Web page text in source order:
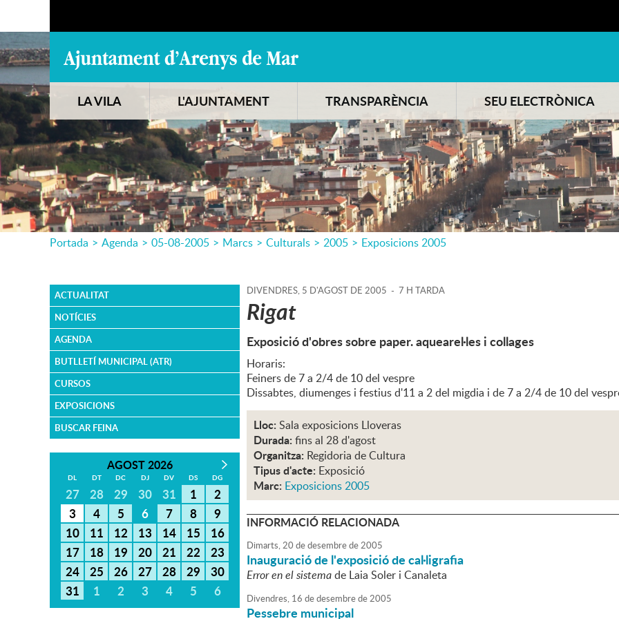
LA VILA L'AJUNTAMENT TRANSPARÈNCIA SEU ELECTRÒNICA
Portada > Agenda > 05-08-2005 > Marcs > Culturals > 2005 > Exposicions 2005
ACTUALITAT
NOTÍCIES
AGENDA
BUTLLETÍ MUNICIPAL (ATR)
CURSOS
EXPOSICIONS
BUSCAR FEINA
AGOST 2026
DL DT DC DJ DV DS DG
27 28 29 30 31 1
2
3
4 5 6 7 8
9
10
11 12 13 14 15
16
17
18 19 20 21 22
23
24
25 26 27 28 29
30
31
1 2 3 4 5 6
DIVENDRES, 5 D'AGOST DE 2005 - 7 H TARDA
Rigat
Exposició d'obres sobre paper. aquearel·les i collages
Horaris:
Feiners de 7 a 2/4 de 10 del vespre
Dissabtes, diumenges i festius d'11 a 2 del migdia i de 7 a 2/4 de 10 del
Lloc: Sala exposicions Lloveras
Durada: fins al 28 d'agost
Organitza: Regidoria de Cultura
Tipus d'acte: Exposició
Marc: Exposicions 2005
INFORMACIÓ RELACIONADA
Dimarts,20 dedesembrede2005
Inauguració de l'exposició de cal·ligrafia
Error en el sistemade Laia Soler i Canaleta
Divendres, 16 dedesembrede2005
Pessebre municipal